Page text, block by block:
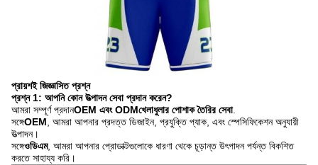
প্রায়শই জিজ্ঞাসিত প্রশ্ন
প্রশ্ন 1: আপনি কোন উত্পাদন সেবা প্রদান করেন?
আমরা সম্পূর্ণ প্রদানOEM এবং ODMখেলাধুলার পোশাক তৈরির সেবা.
সঙ্গেOEM , আমরা আপনার প্রদত্ত ডিজাইন, প্রযুক্তি প্যাক, এবং স্পেসিফিকেশন অনুযায়ী
উত্পাদন।
সঙ্গেওডিএম, আমরা আপনার প্রোডাক্টগুলোকে ধারণা থেকে চূড়ান্ত উৎপাদন পর্যন্ত বিকশিত
করতে সাহায্য করি।